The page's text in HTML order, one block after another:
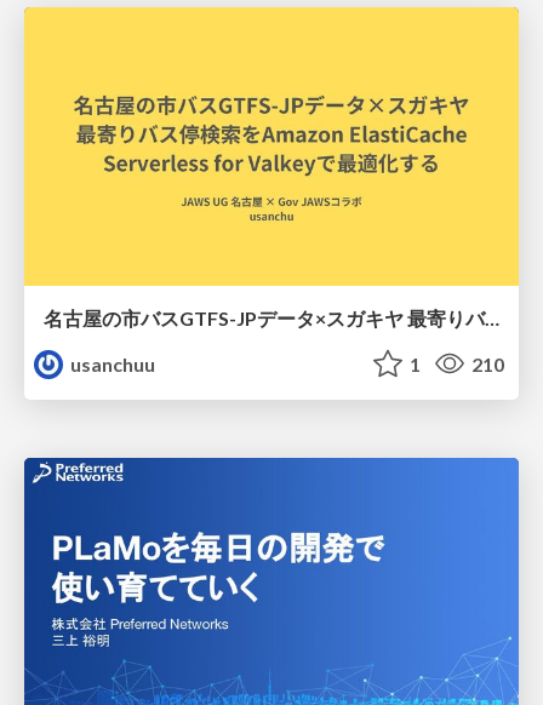
名古屋の市バスGTFS-JPデータ×スガキヤ 最寄りバス停検索をAmazon ElastiCache Serverless for Valkeyで最適化する
usanchuu
1 210